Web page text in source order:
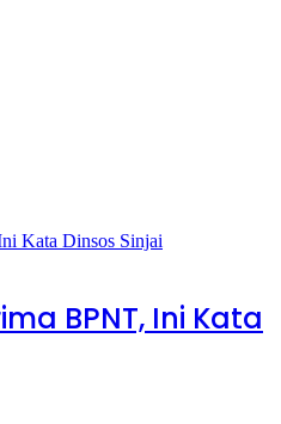
BPNT, Ini Kata